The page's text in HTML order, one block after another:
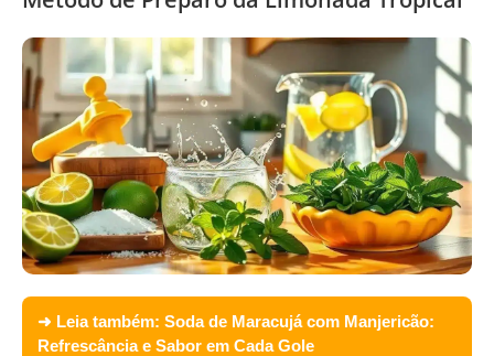
➜ Leia também: Soda de Maracujá com Manjericão:
Refrescância e Sabor em Cada Gole